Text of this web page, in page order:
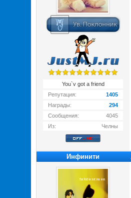
You`v got a friend
Репутация:
1405
Награды:
294
Сообщения:
4045
Из:
Челны
Инфинити